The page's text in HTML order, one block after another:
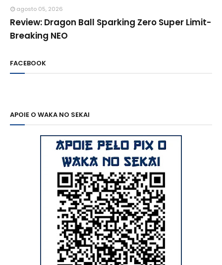
agosto 05, 2026
Review: Dragon Ball Sparking Zero Super Limit-
Breaking NEO
FACEBOOK
APOIE O WAKA NO SEKAI